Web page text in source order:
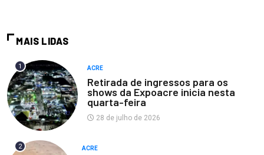
MAIS LIDAS
1 ACRE
Retirada de ingressos para os
shows da Expoacre inicia nesta
quarta-feira
28 de julho de 2026
2 ACRE